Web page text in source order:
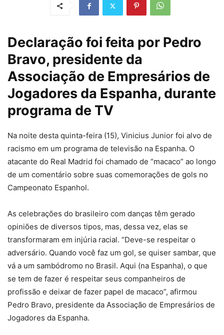
Declaração foi feita por Pedro
Bravo, presidente da
Associação de Empresários de
Jogadores da Espanha, durante
programa de TV
Na noite desta quinta-feira (15), Vinicius Junior foi alvo de
racismo em um programa de televisão na Espanha. O
atacante do Real Madrid foi chamado de “macaco” ao longo
de um comentário sobre suas comemorações de gols no
Campeonato Espanhol.
As celebrações do brasileiro com danças têm gerado
opiniões de diversos tipos, mas, dessa vez, elas se
transformaram em injúria racial. “Deve-se respeitar o
adversário. Quando você faz um gol, se quiser sambar, que
vá a um sambódromo no Brasil. Aqui (na Espanha), o que
se tem de fazer é respeitar seus companheiros de
profissão e deixar de fazer papel de macaco”, afirmou
Pedro Bravo, presidente da Associação de Empresários de
Jogadores da Espanha.